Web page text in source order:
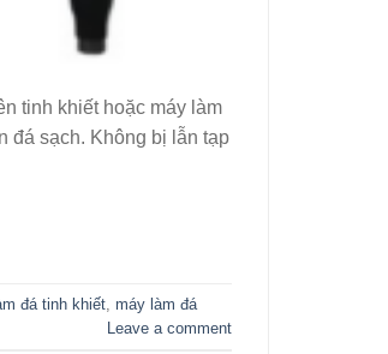
tinh khiết hoặc máy làm
đá sạch. Không bị lẫn tạp
đá tinh khiết máy làm đá
Leave a comment